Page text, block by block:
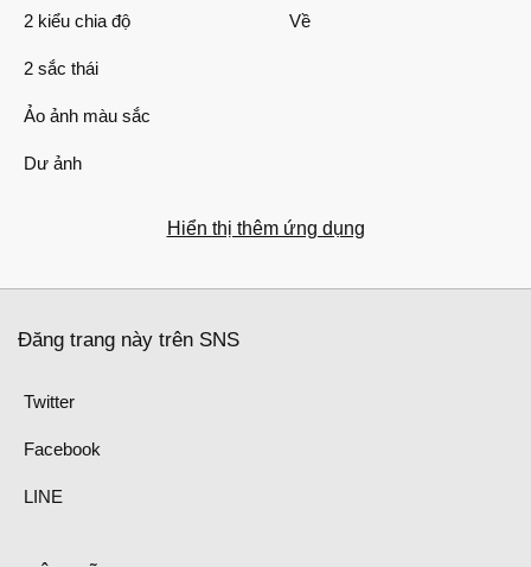
2 kiểu chia độ
2 sắc thái
Ảo ảnh màu sắc
Dư ảnh
Về
Hiển thị thêm ứng dụng
Đăng trang này trên SNS
Twitter
Facebook
LINE